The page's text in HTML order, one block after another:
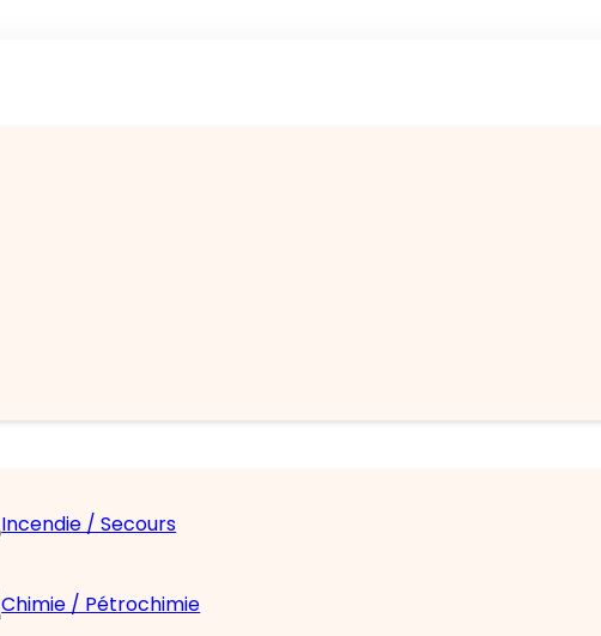
Incendie / Secours
Chimie / Pétrochimie